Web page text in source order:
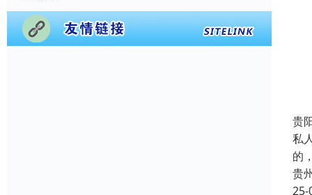
贵
私
的
贵
25-